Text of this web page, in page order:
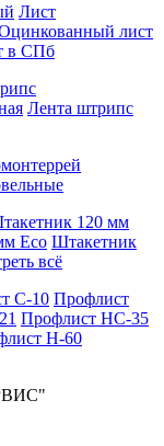
Лист
лист
в СПб
Лента штрипс
120 мм
Eco Штакетник
всё
С-10 Профлист
Профлист НС-35
Н-60